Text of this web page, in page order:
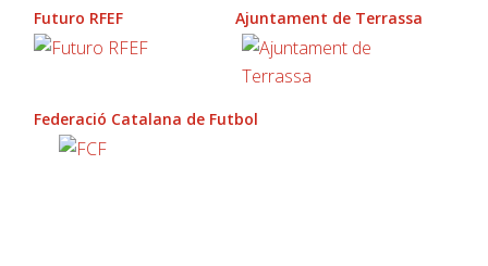
Futuro RFEF Ajuntament de Terrassa
Federació Catalana de Futbol